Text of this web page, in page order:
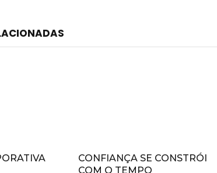
CONFIANÇA SE CONSTRÓI
COM O TEMPO